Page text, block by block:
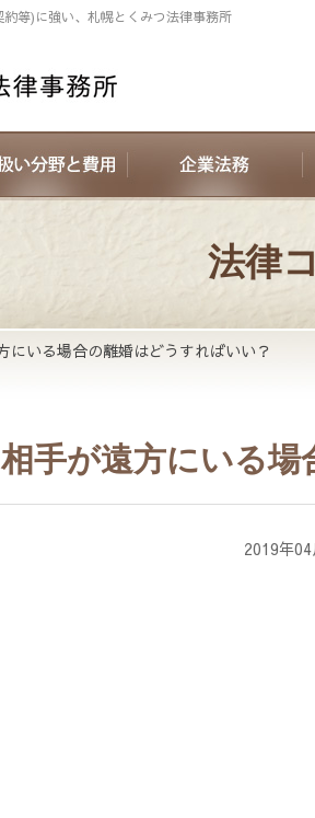
等)に強い、札幌とくみつ法律事務所
法律
いる場合の離婚はどうすればいい？
手が遠方にいる
2019年04